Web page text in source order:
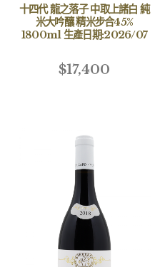
十四代 龍之落子 中取上諸白 純
米大吟釀 精米步合45%
1800ml 生產日期:2026/07
$17,400